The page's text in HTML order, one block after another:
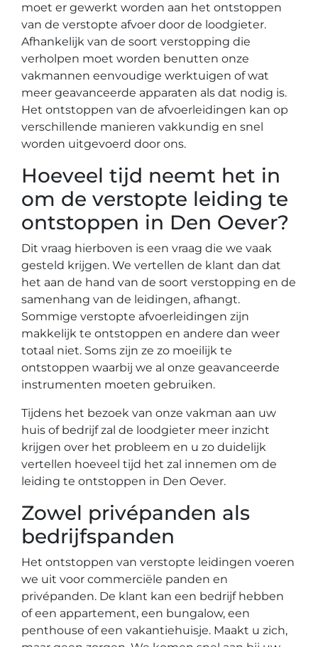
moet er gewerkt worden aan het ontstoppen
van de verstopte afvoer door de loodgieter.
Afhankelijk van de soort verstopping die
verholpen moet worden benutten onze
vakmannen eenvoudige werktuigen of wat
meer geavanceerde apparaten als dat nodig is.
Het ontstoppen van de afvoerleidingen kan op
verschillende manieren vakkundig en snel
worden uitgevoerd door ons.
Hoeveel tijd neemt het in
om de verstopte leiding te
ontstoppen in Den Oever?
Dit vraag hierboven is een vraag die we vaak
gesteld krijgen. We vertellen de klant dan dat
het aan de hand van de soort verstopping en de
samenhang van de leidingen, afhangt.
Sommige verstopte afvoerleidingen zijn
makkelijk te ontstoppen en andere dan weer
totaal niet. Soms zijn ze zo moeilijk te
ontstoppen waarbij we al onze geavanceerde
instrumenten moeten gebruiken.
Tijdens het bezoek van onze vakman aan uw
huis of bedrijf zal de loodgieter meer inzicht
krijgen over het probleem en u zo duidelijk
vertellen hoeveel tijd het zal innemen om de
leiding te ontstoppen in Den Oever.
Zowel privépanden als
bedrijfspanden
Het ontstoppen van verstopte leidingen voeren
we uit voor commerciële panden en
privépanden. De klant kan een bedrijf hebben
of een appartement, een bungalow, een
penthouse of een vakantiehuisje. Maakt u zich,